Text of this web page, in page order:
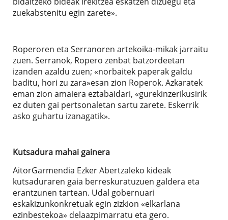
zuekabstenitu egin zarete».
Roperoren eta Serranoren artekoika-mikak jarraitu
zuen. Serranok, Ropero zenbat batzordeetan
izanden azaldu zuen; «norbaitek paperak galdu
baditu, hori zu zara»esan zion Roperok. Azkaratek
eman zion amaiera eztabaidari, «gurekinzerikusirik
ez duten gai pertsonaletan sartu zarete. Eskerrik
asko guhartu izanagatik».
Kutsadura mahai gainera
AitorGarmendia Ezker Abertzaleko kideak
kutsaduraren gaia berreskuratuzuen galdera eta
erantzunen tartean. Udal gobernuari
eskakizunkonkretuak egin zizkion «elkarlana
ezinbestekoa» delaazpimarratu eta gero.